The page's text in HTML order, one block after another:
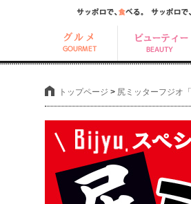
トップページ > 尻ミッターフジオ